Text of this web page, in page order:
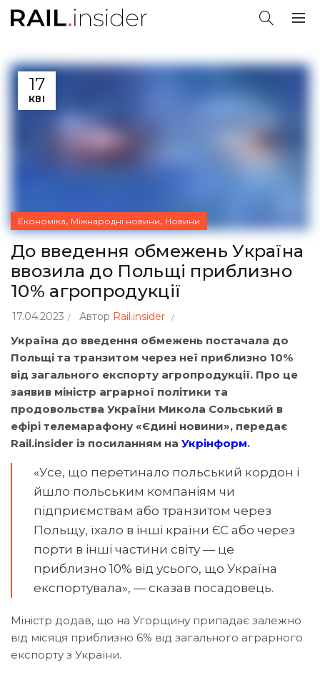
17
КВІ
Економіка, Міжнародні новини, Новини
До введення обмежень Україна
ввозила до Польщі приблизно
10% агропродукції
17.04.2023 Автор Rail.insider
Україна до введення обмежень постачала до
Польщі та транзитом через неї приблизно 10%
від загального експорту агропродукції. Про це
заявив міністр аграрної політики та
продовольства України Микола Сольський в
ефірі телемарафону «Єдині новини», передає
Rail.insider із посиланням на Укрінформ.
«Усе, що перетинало польський кордон і
йшло польським компаніям чи
підприємствам або транзитом через
Польщу, їхало в інші країни ЄС або через
порти в інші частини світу — це
приблизно 10% від усього, що Україна
експортувала», — сказав посадовець.
Міністр додав, що на Угорщину припадає залежно
від місяця приблизно 6% від загального аграрного
експорту з України.